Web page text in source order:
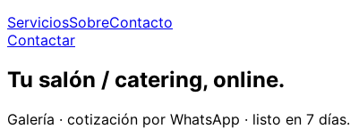
ServiciosSobreContacto
Contactar
Tu salón / catering, online.
Galería · cotización por WhatsApp · listo en 7 días.